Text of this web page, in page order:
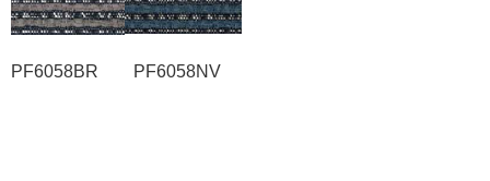
PF6058BR PF6058NV